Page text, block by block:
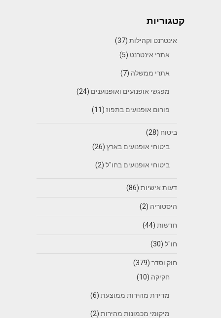
קטגוריות
אינטרנט וקהילות(37)
אתרי אינטרנט (5)
אתרי ממשלה (7)
מפגשי אופנועים ואופנוענים (24)
פורום אופנועים בתפוז(11)
ביטוח (28)
ביטוחי אופנועים בארץ(26)
ביטוחי אופנועים בחו"ל(2)
דעות אישיות(86)
היסטוריה (2)
חדשות(44)
חו"ל(30)
חוק וסדר(379)
חקיקה (10)
מדידת מהירות ממוצעת(6)
מיקומי מכמונות מהירות(2)